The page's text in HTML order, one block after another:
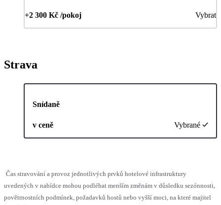
+2 300 Kč /pokoj Vybrat
Strava
Snídaně
v ceně Vybrané
Čas stravování a provoz jednotlivých prvků hotelové infrastruktury
uvedených v nabídce mohou podléhat menším změnám v důsledku sezónnosti,
povětrnostních podmínek, požadavků hostů nebo vyšší moci, na které majitel